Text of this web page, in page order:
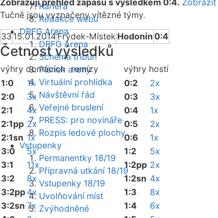
Kariéra
Redakce webu
DRFG Arena
DRFG Arena
Schéma tribun
Plánek areny
Virtuální prohlídka
Návštěvní řád
Veřejné bruslení
PRESS: pro novináře
Rozpis ledové plochy
Vstupenky
Permanentky 18/19
Přípravná utkání 18/19
Vstupenky 18/19
Uvolňování míst
Zvýhodněné
Zobrazuji přehled zápasů s výsledkem 0:4. Zobrazit
Tučně jsou vyznačeny vítězné týmy.
3315.01.2014Frýdek-Místek Hodonín 0:4
Četnost výsledků
výhry domácíchremízy výhry hostí
1:0
1x
2:0
3x
2:1
4x
2:1pp 2x
2:1sn 1x
3:0
5x
3:1
11x
3:2
8x
3:2pp4x
3:2sn 7x
0:2
2x
0:3
3x
0:4
1x
0:5
2x
0:6
1x
1:2
5x
1:2pp 2x
1:2sn 4x
1:3
8x
1:4
6x